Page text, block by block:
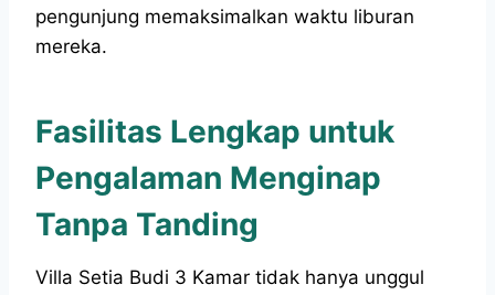
pengunjung memaksimalkan waktu liburan
mereka.
Fasilitas Lengkap untuk
Pengalaman Menginap
Tanpa Tanding
Villa Setia Budi 3 Kamar tidak hanya unggul